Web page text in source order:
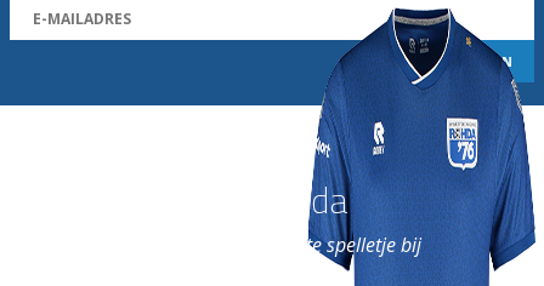
Word nu lid van Rohda
en geniet iedere week van het leukste spelletje bij